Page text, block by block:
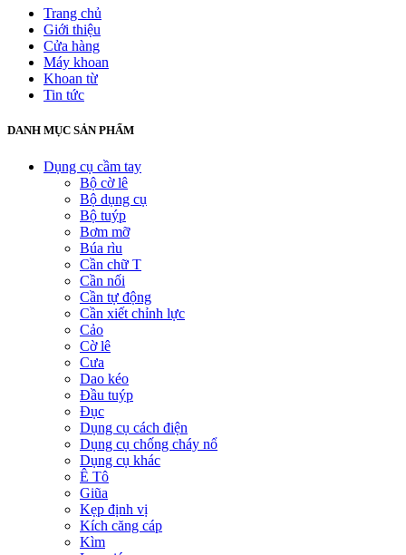
Trang chủ
Giới thiệu
Cửa hàng
Máy khoan
Khoan từ
Tin tức
DANH MỤC SẢN PHẨM
Dụng cụ cầm tay
Bộ cờ lê
Bộ dụng cụ
Bộ tuýp
Bơm mỡ
Búa rìu
Cần chữ T
Cần nối
Cần tự động
Cần xiết chỉnh lực
Cảo
Cờ lê
Cưa
Dao kéo
Đầu tuýp
Đục
Dụng cụ cách điện
Dụng cụ chống cháy nổ
Dụng cụ khác
Ê Tô
Giũa
Kẹp định vị
Kích căng cáp
Kìm